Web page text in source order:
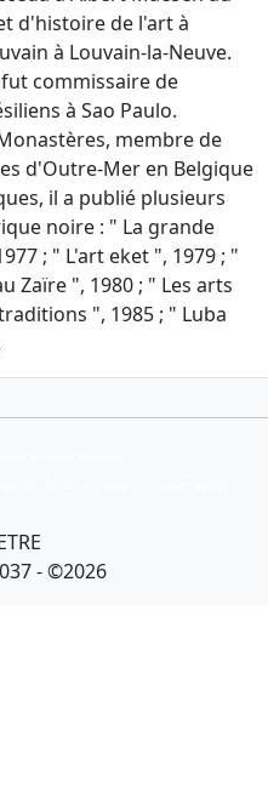
d'histoire de l'art à
à Louvain-la-Neuve.
commissaire de
à Sao Paulo.
membre de
d'Outre-Mer en Belgique
il a publié plusieurs
noire : " La grande
; " L'art eket ", 1979 ; "
Zaïre ", 1980 ; " Les arts
", 1985 ; " Luba
- ©2026